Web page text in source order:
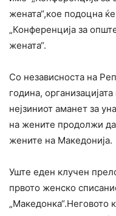
жената“,кое подоцна
„Конференција за
жената“.
Со независноста на
година,
нејзиниот аманет за
на жените продолжи
жените на Македонија.
Уште еден клучен
првото женско